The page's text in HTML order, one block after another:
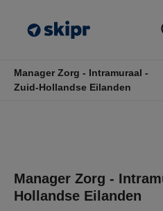
Manager Zorg - Intramuraal -
Zuid-Hollandse Eilanden
Manager Zorg -
Hollandse Eilanden